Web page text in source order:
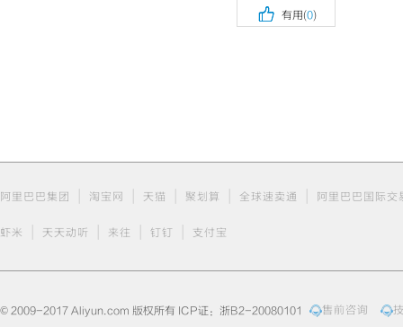
 有用(0)
阿里巴巴集团 淘宝网 天猫 聚划算 全球速卖通 阿里巴巴国际交
虾米 天天动听 来往 钉钉 支付宝
© 2009-2017 Aliyun.com 版权所有 ICP证：浙B2-20080101 售前咨询